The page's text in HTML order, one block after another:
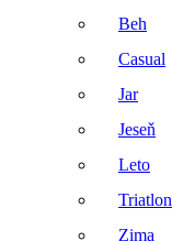
Beh
Casual
Jar
Jeseň
Leto
Triatlon
Zima